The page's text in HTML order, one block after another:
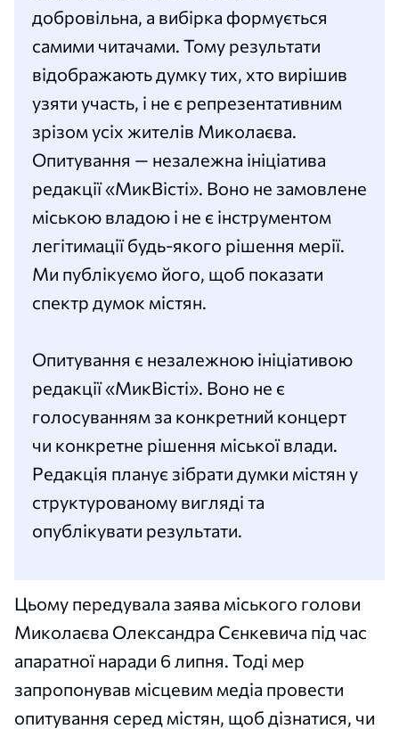
добровільна, а вибірка формується
самими читачами. Тому результати
відображають думку тих, хто вирішив
узяти участь, і не є репрезентативним
зрізом усіх жителів Миколаєва.
Опитування — незалежна ініціатива
редакції «МикВісті». Воно не замовлене
міською владою і не є інструментом
легітимації будь-якого рішення мерії.
Ми публікуємо його, щоб показати
спектр думок містян.
Опитування є незалежною ініціативою
редакції «МикВісті». Воно не є
голосуванням за конкретний концерт
чи конкретне рішення міської влади.
Редакція планує зібрати думки містян у
структурованому вигляді та
опублікувати результати.
Цьому передувала заява міського голови
Миколаєва Олександра Сєнкевича під час
апаратної наради 6 липня. Тоді мер
запропонував місцевим медіа провести
опитування серед містян, щоб дізнатися, чи